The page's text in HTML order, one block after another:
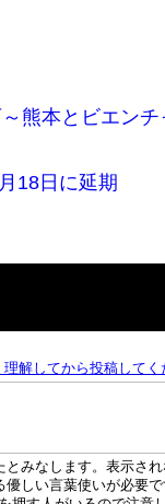
熊本とビエン
18日に延期